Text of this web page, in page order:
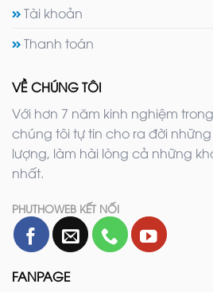
Tài khoản
Thanh toán
VỀ CHÚNG TÔI
Với hơn 7 năm kinh nghiệm
chúng tôi tự tin cho ra đời
lượng, làm hài lòng cả những
nhất.
PHUTHOWEB KẾT NỐI
FANPAGE